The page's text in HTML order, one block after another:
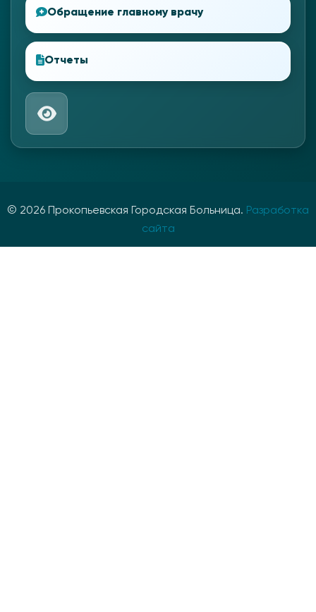
Обращение главному врачу
Отчеты
© 2026 Прокопьевская Городская Больница. Разработка
сайта